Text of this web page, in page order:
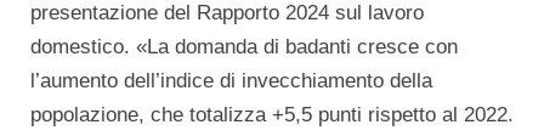
presentazione del Rapporto 2024 sul lavoro
domestico. «La domanda di badanti cresce con
l’aumento dell’indice di invecchiamento della
popolazione, che totalizza +5,5 punti rispetto al 2022.